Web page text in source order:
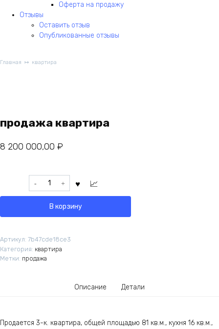
Оферта на продажу
Отзывы
Оставить отзыв
Опубликованные отзывы
Главная квартира
продажа квартира
8 200 000,00 ₽
В корзину
Артикул: 7b47cde18ce3
Категория: квартира
Метки: продажа
Описание Детали
Продается 3-к. квартира, общей площадью 81 кв.м., кухня 16 кв.м.,